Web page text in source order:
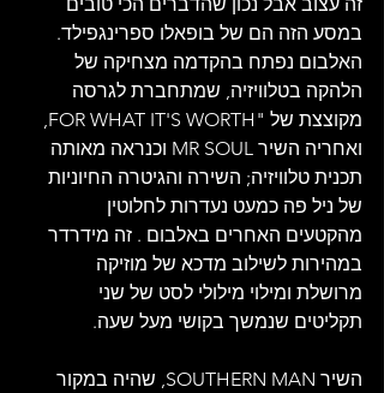
זה עצוב אבל נכון שהדברים הכי טובים
במסע הזה הם של בופאלו ספרינגפילד.
האלבום נפתח בהקדמה מצחיקה של
הלהקה בטלוויזיה, שמתחברת לגרסה
מקוצצת של "FOR WHAT IT'S WORTH,
ואחריה השיר MR SOUL וכנראה מאותה
תכנית טלוויזיה; השירה והגיטרה החיוניות
של ניל פה כמעט נעדרות לחלוטין
מהקטעים האחרים באלבום . זה מידרדר
במהירות לשילוב מדכא של מוזיקה
מרושלת ומילוי מילולי לסט של שני
תקליטים שנמשך בקושי מעל שעה.
השיר SOUTHERN MAN, שהיה במקור